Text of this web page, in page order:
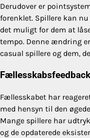
Derudover er
forenklet. Spillere kan
det muligt for dem at
tempo. Denne ændring
casual spillere og dem,
Fællesskabet har
med hensyn til den
Mange spillere har
og de opdaterede